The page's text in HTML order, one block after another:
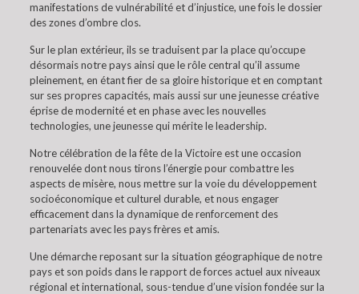
manifestations de vulnérabilité et d’injustice, une fois le dossier
des zones d’ombre clos.
Sur le plan extérieur, ils se traduisent par la place qu’occupe
désormais notre pays ainsi que le rôle central qu’il assume
pleinement, en étant fier de sa gloire historique et en comptant
sur ses propres capacités, mais aussi sur une jeunesse créative
éprise de modernité et en phase avec les nouvelles
technologies, une jeunesse qui mérite le leadership.
Notre célébration de la fête de la Victoire est une occasion
renouvelée dont nous tirons l’énergie pour combattre les
aspects de misère, nous mettre sur la voie du développement
socioéconomique et culturel durable, et nous engager
efficacement dans la dynamique de renforcement des
partenariats avec les pays frères et amis.
Une démarche reposant sur la situation géographique de notre
pays et son poids dans le rapport de forces actuel aux niveaux
régional et international, sous-tendue d’une vision fondée sur la